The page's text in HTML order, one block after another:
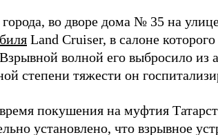
во дворе дома № 35 на
Land Cruiser, в салоне
волной его выбросило
степени тяжести он
покушения на муфтия
установлено, что взрывное